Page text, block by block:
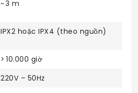
~ 3 m
IPX2 hoặc IPX4 (theo nguồn)
> 10.000 giờ
220V – 50Hz